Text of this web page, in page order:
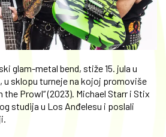
glam-metal bend, stiže 15. jula u
u sklopu turneje na kojoj promoviše
the Prowl“ (2023). Michael Starr i Stix
studija u Los Anđelesu i poslali